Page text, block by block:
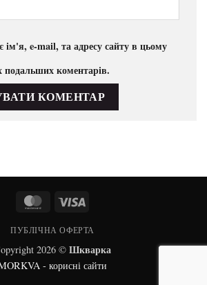
ім'я, e-mail, та адресу сайту в цьому
подальших коментарів.
MasterCard
ПУБЛІЧНА ОФЕРТА
2026 © Шкварка
- корисні сайти